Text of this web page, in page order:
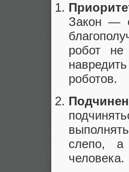
Закон —
робот
роботов.
слепо, а
человека.